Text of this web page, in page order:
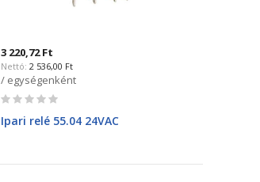
3 220,72 Ft
2 536,00 Ft
/ egységenként
Rating:
Ipari relé 55.04 24VAC